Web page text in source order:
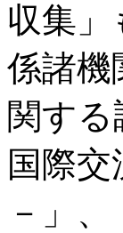
収集
係諸機
関す
国際
－」